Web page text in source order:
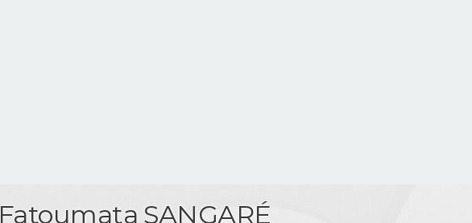
Fatoumata SANGARÉ